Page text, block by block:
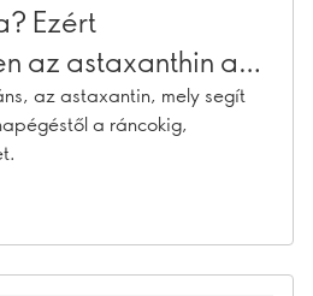
Ezért
az astaxanthin a
az astaxantin, mely segít
a ráncokig,